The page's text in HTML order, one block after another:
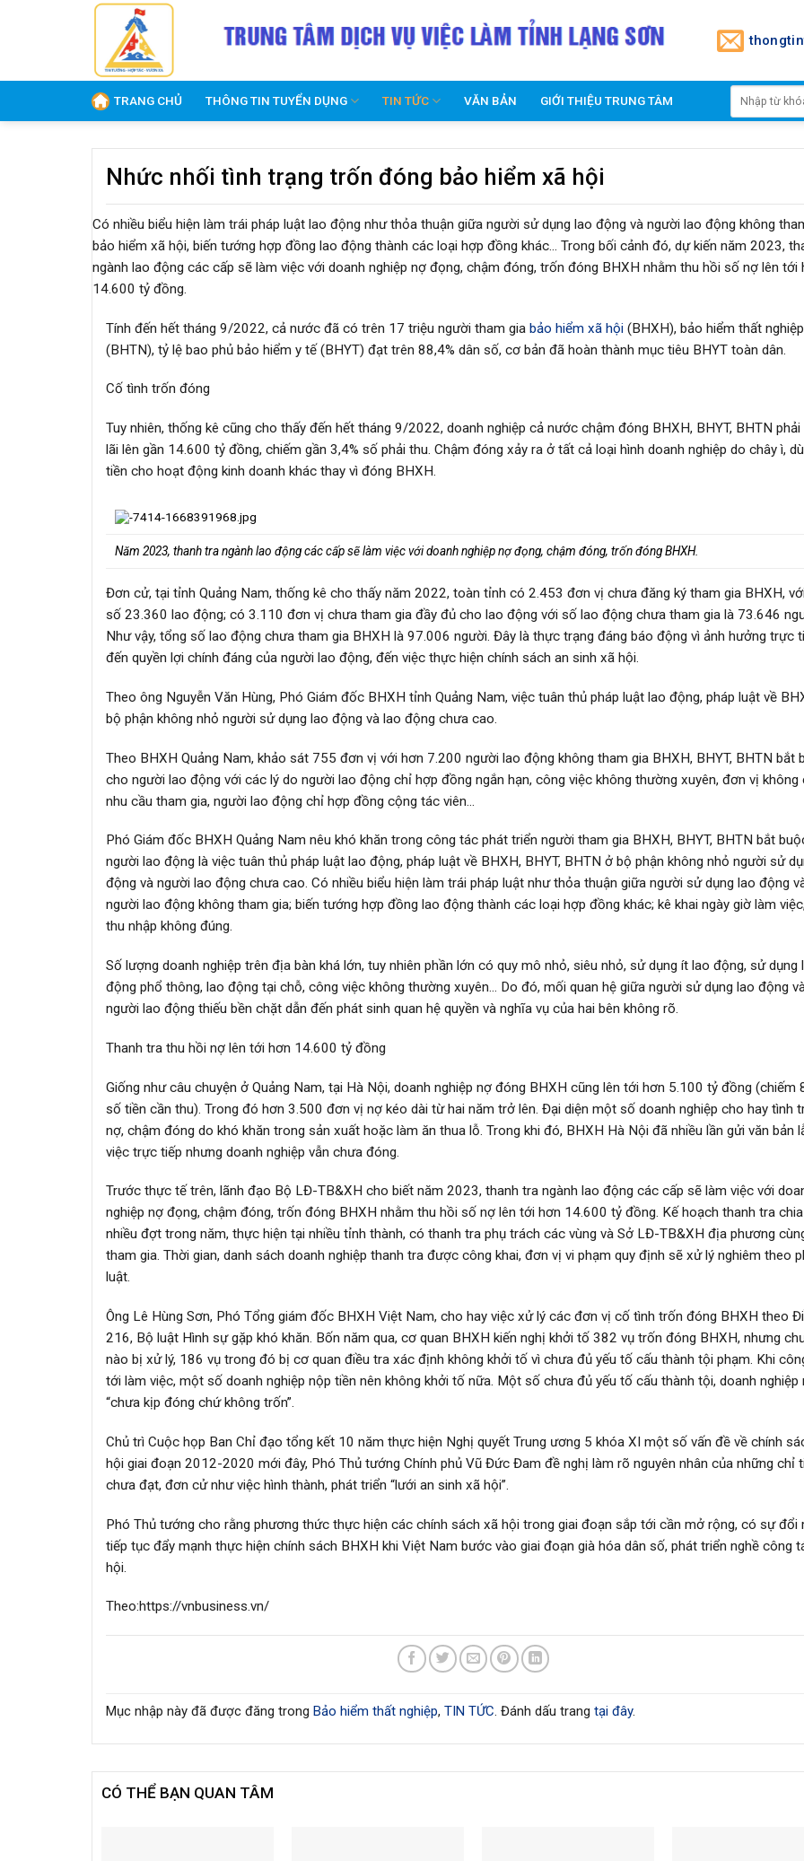
TRANG CHỦ THÔNG TIN TUYỂN DỤNG TIN TỨC VĂN BẢN GIỚI THIỆU TRUNG TÂM
Nhức nhối tình trạng trốn đóng bảo hiểm xã hội
Có nhiều biểu hiện làm trái pháp luật lao động như thỏa thuận giữa người sử dụng lao động và người lao động không
bảo hiểm xã hội, biến tướng hợp đồng lao động thành các loại hợp đồng khác… Trong bối cảnh đó, dự kiến năm 2023,
ngành lao động các cấp sẽ làm việc với doanh nghiệp nợ đọng, chậm đóng, trốn đóng BHXH nhằm thu hồi số nợ lên tới
14.600 tỷ đồng.
Tính đến hết tháng 9/2022, cả nước đã có trên 17 triệu người tham gia bảo hiểm xã hội (BHXH), bảo hiểm thất nghiệp
(BHTN), tỷ lệ bao phủ bảo hiểm y tế (BHYT) đạt trên 88,4% dân số, cơ bản đã hoàn thành mục tiêu BHYT toàn dân.
Cố tình trốn đóng
Tuy nhiên, thống kê cũng cho thấy đến hết tháng 9/2022, doanh nghiệp cả nước chậm đóng BHXH, BHYT, BHTN phải
lãi lên gần 14.600 tỷ đồng, chiếm gần 3,4% số phải thu. Chậm đóng xảy ra ở tất cả loại hình doanh nghiệp do chây ì,
tiền cho hoạt động kinh doanh khác thay vì đóng BHXH.
Năm 2023, thanh tra ngành lao động các cấp sẽ làm việc với doanh nghiệp nợ đọng, chậm đóng, trốn đóng BHXH.
Đơn cử, tại tỉnh Quảng Nam, thống kê cho thấy năm 2022, toàn tỉnh có 2.453 đơn vị chưa đăng ký tham gia BHXH,
số 23.360 lao động; có 3.110 đơn vị chưa tham gia đầy đủ cho lao động với số lao động chưa tham gia là 73.646
Như vậy, tổng số lao động chưa tham gia BHXH là 97.006 người. Đây là thực trạng đáng báo động vì ảnh hưởng trực
đến quyền lợi chính đáng của người lao động, đến việc thực hiện chính sách an sinh xã hội.
Theo ông Nguyễn Văn Hùng, Phó Giám đốc BHXH tỉnh Quảng Nam, việc tuân thủ pháp luật lao động, pháp luật về
bộ phận không nhỏ người sử dụng lao động và lao động chưa cao.
Theo BHXH Quảng Nam, khảo sát 755 đơn vị với hơn 7.200 người lao động không tham gia BHXH, BHYT, BHTN bắt
cho người lao động với các lý do người lao động chỉ hợp đồng ngắn hạn, công việc không thường xuyên, đơn vị không
nhu cầu tham gia, người lao động chỉ hợp đồng cộng tác viên…
Phó Giám đốc BHXH Quảng Nam nêu khó khăn trong công tác phát triển người tham gia BHXH, BHYT, BHTN bắt
người lao động là việc tuân thủ pháp luật lao động, pháp luật về BHXH, BHYT, BHTN ở bộ phận không nhỏ người sử
động và người lao động chưa cao. Có nhiều biểu hiện làm trái pháp luật như thỏa thuận giữa người sử dụng lao động
người lao động không tham gia; biến tướng hợp đồng lao động thành các loại hợp đồng khác; kê khai ngày giờ làm
thu nhập không đúng.
Số lượng doanh nghiệp trên địa bàn khá lớn, tuy nhiên phần lớn có quy mô nhỏ, siêu nhỏ, sử dụng ít lao động, sử dụng
động phổ thông, lao động tại chỗ, công việc không thường xuyên… Do đó, mối quan hệ giữa người sử dụng lao động
người lao động thiếu bền chặt dẫn đến phát sinh quan hệ quyền và nghĩa vụ của hai bên không rõ.
Thanh tra thu hồi nợ lên tới hơn 14.600 tỷ đồng
Giống như câu chuyện ở Quảng Nam, tại Hà Nội, doanh nghiệp nợ đóng BHXH cũng lên tới hơn 5.100 tỷ đồng (chiếm
số tiền cần thu). Trong đó hơn 3.500 đơn vị nợ kéo dài từ hai năm trở lên. Đại diện một số doanh nghiệp cho hay tình
nợ, chậm đóng do khó khăn trong sản xuất hoặc làm ăn thua lỗ. Trong khi đó, BHXH Hà Nội đã nhiều lần gửi văn bản
việc trực tiếp nhưng doanh nghiệp vẫn chưa đóng.
Trước thực tế trên, lãnh đạo Bộ LĐ-TB&XH cho biết năm 2023, thanh tra ngành lao động các cấp sẽ làm việc với
nghiệp nợ đọng, chậm đóng, trốn đóng BHXH nhằm thu hồi số nợ lên tới hơn 14.600 tỷ đồng. Kế hoạch thanh tra
nhiều đợt trong năm, thực hiện tại nhiều tỉnh thành, có thanh tra phụ trách các vùng và Sở LĐ-TB&XH địa phương
tham gia. Thời gian, danh sách doanh nghiệp thanh tra được công khai, đơn vị vi phạm quy định sẽ xử lý nghiêm theo
luật.
Ông Lê Hùng Sơn, Phó Tổng giám đốc BHXH Việt Nam, cho hay việc xử lý các đơn vị cố tình trốn đóng BHXH theo
216, Bộ luật Hình sự gặp khó khăn. Bốn năm qua, cơ quan BHXH kiến nghị khởi tố 382 vụ trốn đóng BHXH, nhưng
nào bị xử lý, 186 vụ trong đó bị cơ quan điều tra xác định không khởi tố vì chưa đủ yếu tố cấu thành tội phạm. Khi
tới làm việc, một số doanh nghiệp nộp tiền nên không khởi tố nữa. Một số chưa đủ yếu tố cấu thành tội, doanh nghiệp
“chưa kịp đóng chứ không trốn”.
Chủ trì Cuộc họp Ban Chỉ đạo tổng kết 10 năm thực hiện Nghị quyết Trung ương 5 khóa XI một số vấn đề về chính
hội giai đoạn 2012-2020 mới đây, Phó Thủ tướng Chính phủ Vũ Đức Đam đề nghị làm rõ nguyên nhân của những chỉ
chưa đạt, đơn cử như việc hình thành, phát triển “lưới an sinh xã hội”.
Phó Thủ tướng cho rằng phương thức thực hiện các chính sách xã hội trong giai đoạn sắp tới cần mở rộng, có sự đổi
tiếp tục đẩy mạnh thực hiện chính sách BHXH khi Việt Nam bước vào giai đoạn già hóa dân số, phát triển nghề công
hội.
Theo:https://vnbusiness.vn/
Mục nhập này đã được đăng trong Bảo hiểm thất nghiệp, TIN TỨC. Đánh dấu trang tại đây.
CÓ THỂ BẠN QUAN TÂM